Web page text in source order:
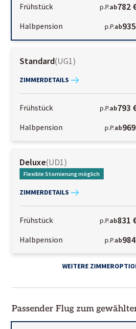
Frühstück p.P.ab782
Halbpension p.P.ab
Standard(UG1)
ZIMMERDETAILS
Frühstück p.P.ab793
Halbpension p.P.ab
Deluxe(UD1)
Flexible Stornierung möglich
ZIMMERDETAILS
Frühstück p.P.ab831
Halbpension p.P.ab
WEITERE
Passender Flug zum